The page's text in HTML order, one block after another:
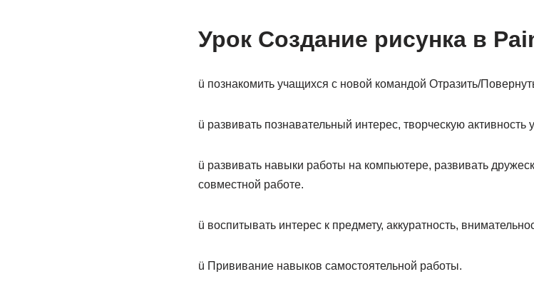
Урок Создание рисунка в
ü познакомить учащихся с новой командой Отразить/
ü развивать познавательный интерес, творческую активность
ü развивать навыки работы на компьютере, развивать
совместной работе.
ü воспитывать интерес к предмету, аккуратность,
ü Прививание навыков самостоятельной работы.